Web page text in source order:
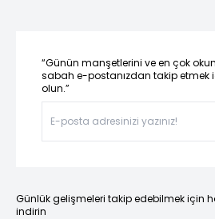
“Günün manşetlerini ve en çok
sabah e-postanızdan takip etmek
olun.”
Günlük gelişmeleri takip edebilmek için
indirin